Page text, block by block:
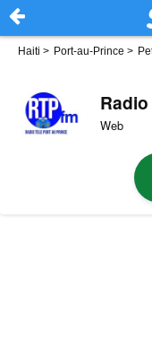
Haiti > Port-au-Prince >
Web